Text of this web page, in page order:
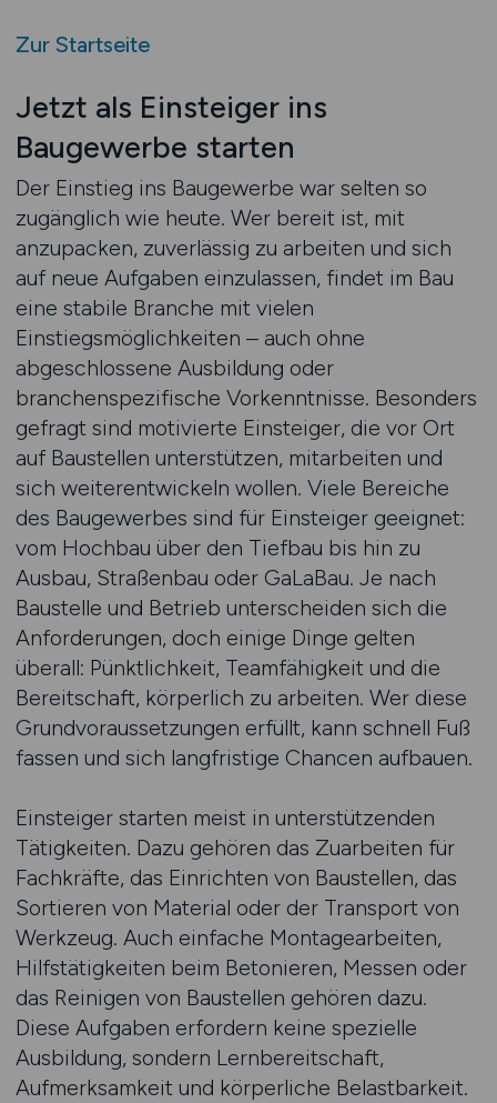
Zur Startseite
Jetzt als Einsteiger ins
Baugewerbe starten
Der Einstieg ins Baugewerbe war selten so
zugänglich wie heute. Wer bereit ist, mit
anzupacken, zuverlässig zu arbeiten und sich
auf neue Aufgaben einzulassen, findet im Bau
eine stabile Branche mit vielen
Einstiegsmöglichkeiten – auch ohne
abgeschlossene Ausbildung oder
branchenspezifische Vorkenntnisse. Besonders
gefragt sind motivierte Einsteiger, die vor Ort
auf Baustellen unterstützen, mitarbeiten und
sich weiterentwickeln wollen. Viele Bereiche
des Baugewerbes sind für Einsteiger geeignet:
vom Hochbau über den Tiefbau bis hin zu
Ausbau, Straßenbau oder GaLaBau. Je nach
Baustelle und Betrieb unterscheiden sich die
Anforderungen, doch einige Dinge gelten
überall: Pünktlichkeit, Teamfähigkeit und die
Bereitschaft, körperlich zu arbeiten. Wer diese
Grundvoraussetzungen erfüllt, kann schnell Fuß
fassen und sich langfristige Chancen aufbauen.
Einsteiger starten meist in unterstützenden
Tätigkeiten. Dazu gehören das Zuarbeiten für
Fachkräfte, das Einrichten von Baustellen, das
Sortieren von Material oder der Transport von
Werkzeug. Auch einfache Montagearbeiten,
Hilfstätigkeiten beim Betonieren, Messen oder
das Reinigen von Baustellen gehören dazu.
Diese Aufgaben erfordern keine spezielle
Ausbildung, sondern Lernbereitschaft,
Aufmerksamkeit und körperliche Belastbarkeit.